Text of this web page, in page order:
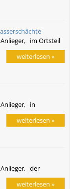
Anlieger, im Ortsteil
weiterlesen »
in
weiterlesen »
Anlieger, der
weiterlesen »